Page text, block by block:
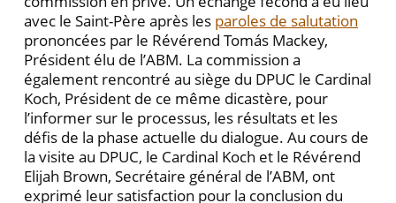
avec le Saint-Père après les paroles de salutation
prononcées par le Révérend Tomás Mackey,
Président élu de l’ABM. La commission a
également rencontré au siège du DPUC le Cardinal
Koch, Président de ce même dicastère, pour
l’informer sur le processus, les résultats et les
défis de la phase actuelle du dialogue. Au cours de
la visite au DPUC, le Cardinal Koch et le Révérend
Elijah Brown, Secrétaire général de l’ABM, ont
exprimé leur satisfaction pour la conclusion du